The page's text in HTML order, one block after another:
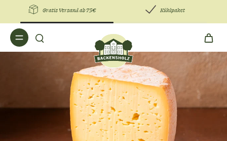
ab 75€